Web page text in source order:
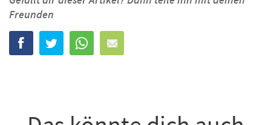
Freunden